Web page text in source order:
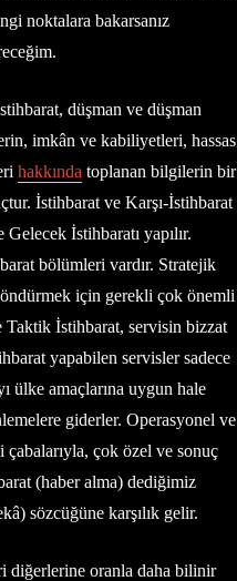
noktalara bakarsanız
düşman ve düşman
imkân ve kabiliyetleri, hassas
hakkında toplanan bilgilerin bir
İstihbarat ve Karşı-İstihbarat
İstihbaratı yapılır.
bölümleri vardır. Stratejik
için gerekli çok önemli
Taktik İstihbarat, servisin bizzat
yapabilen servisler sadece
ülke amaçlarına uygun hale
giderler. Operasyonel ve
çok özel ve sonuç
(haber alma) dediğimiz
sözcüğüne karşılık gelir.
diğerlerine oranla daha bilinir